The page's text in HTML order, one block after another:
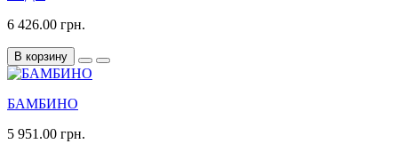
6 426.00 грн.
В корзину
БАМБИНО
5 951.00 грн.